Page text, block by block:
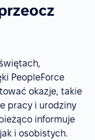
PeopleForce
okazje, takie
pracy i urodziny
informuje
i osobistych.